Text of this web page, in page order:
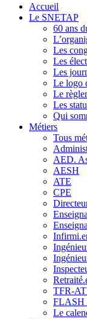
Accueil
Le SNETAP
60 ans
Les
Les
Les
Le logo
Le
Les
Qui
Métiers
Tous
AED.
AESH
ATE
CPE
TFR-
FLASH
Le